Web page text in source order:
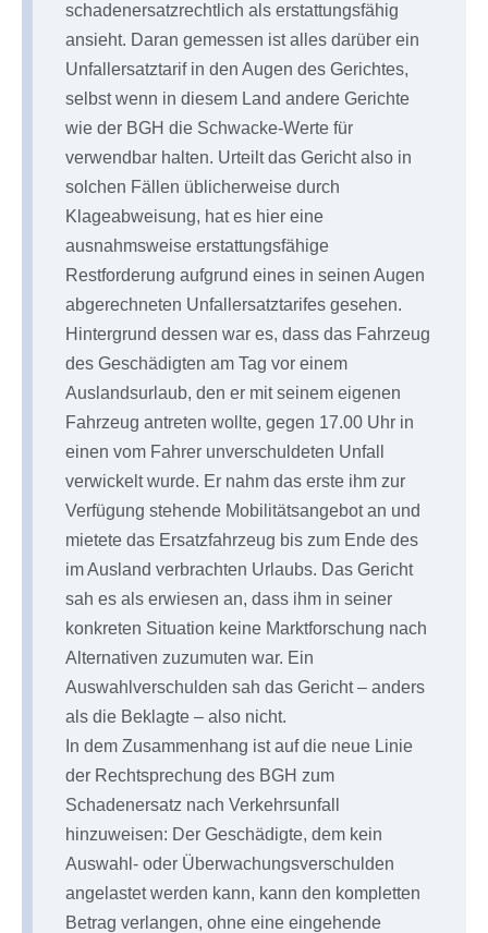
schadenersatzrechtlich als erstattungsfähig
ansieht. Daran gemessen ist alles darüber ein
Unfallersatztarif in den Augen des Gerichtes,
selbst wenn in diesem Land andere Gerichte
wie der BGH die Schwacke-Werte für
verwendbar halten. Urteilt das Gericht also in
solchen Fällen üblicherweise durch
Klageabweisung, hat es hier eine
ausnahmsweise erstattungsfähige
Restforderung aufgrund eines in seinen Augen
abgerechneten Unfallersatztarifes gesehen.
Hintergrund dessen war es, dass das Fahrzeug
des Geschädigten am Tag vor einem
Auslandsurlaub, den er mit seinem eigenen
Fahrzeug antreten wollte, gegen 17.00 Uhr in
einen vom Fahrer unverschuldeten Unfall
verwickelt wurde. Er nahm das erste ihm zur
Verfügung stehende Mobilitätsangebot an und
mietete das Ersatzfahrzeug bis zum Ende des
im Ausland verbrachten Urlaubs. Das Gericht
sah es als erwiesen an, dass ihm in seiner
konkreten Situation keine Marktforschung nach
Alternativen zuzumuten war. Ein
Auswahlverschulden sah das Gericht – anders
als die Beklagte – also nicht.
In dem Zusammenhang ist auf die neue Linie
der Rechtsprechung des BGH zum
Schadenersatz nach Verkehrsunfall
hinzuweisen: Der Geschädigte, dem kein
Auswahl- oder Überwachungsverschulden
angelastet werden kann, kann den kompletten
Betrag verlangen, ohne eine eingehende